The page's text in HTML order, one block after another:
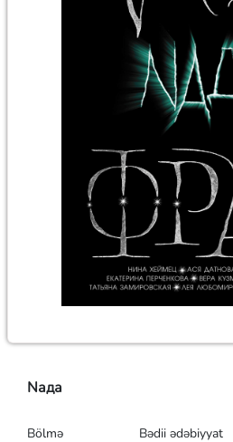
Nада
Bölmə Bədii ədəbiyyat